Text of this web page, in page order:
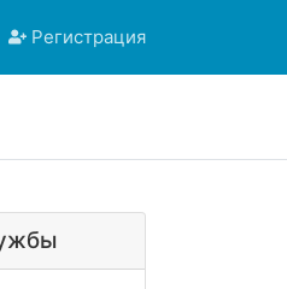
Регистрация